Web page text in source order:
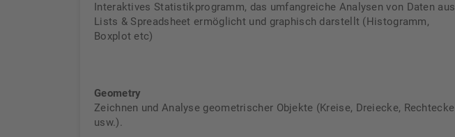
Interaktives Statistikprogramm, das umfangreiche Analysen von Daten aus
Lists & Spreadsheet ermöglicht und graphisch darstellt (Histogramm,
Boxplot etc)
Geometry
Zeichnen und Analyse geometrischer Objekte (Kreise, Dreiecke, Rechtecke
usw.).